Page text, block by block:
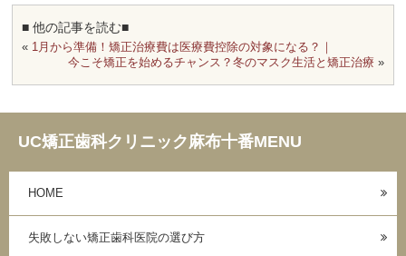
■ 他の記事を読む■
« 1月から準備！矯正治療費は医療費控除の対象になる？｜
今こそ矯正を始めるチャンス？冬のマスク生活と矯正治療 »
UC矯正歯科クリニック麻布十番MENU
HOME
失敗しない矯正歯科医院の選び方